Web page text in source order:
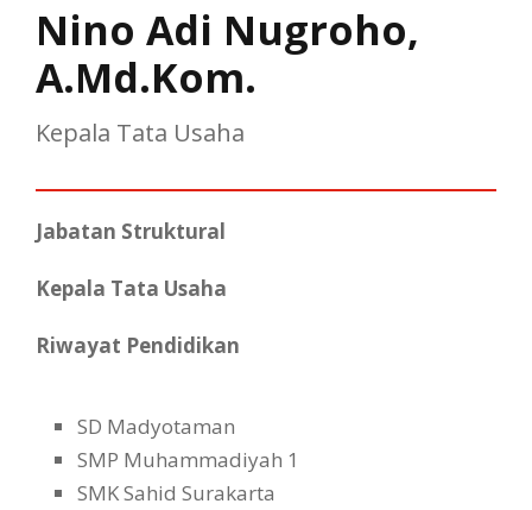
Nino Adi Nugroho,
A.Md.Kom.
Kepala Tata Usaha
Jabatan Struktural
Kepala Tata Usaha
Riwayat Pendidikan
SD Madyotaman
SMP Muhammadiyah 1
SMK Sahid Surakarta